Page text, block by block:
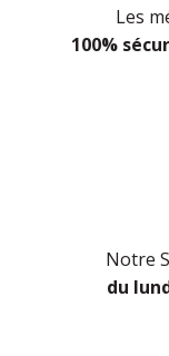
Les
100%
Notre
du